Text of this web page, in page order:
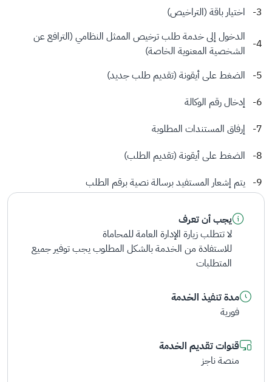
اختيار باقة (التراخيص)
الدخول إلى خدمة طلب ترخيص الممثل النظامي (الترافع عن
الشخصية المعنوية الخاصة)
الضغط على أيقونة (تقديم طلب جديد)
إدخال رقم الوكالة
إرفاق المستندات المطلوبة
الضغط على أيقونة (تقديم الطلب)
يتم إشعار المستفيد برسالة نصية برقم الطلب
يجب أن تعرف
لا تتطلب زيارة الإدارة العامة للمحاماة
للاستفادة من الخدمة بالشكل المطلوب يجب توفير جميع
المتطلبات
مدة تنفيذ الخدمة
فورية
قنوات تقديم الخدمة
منصة ناجز